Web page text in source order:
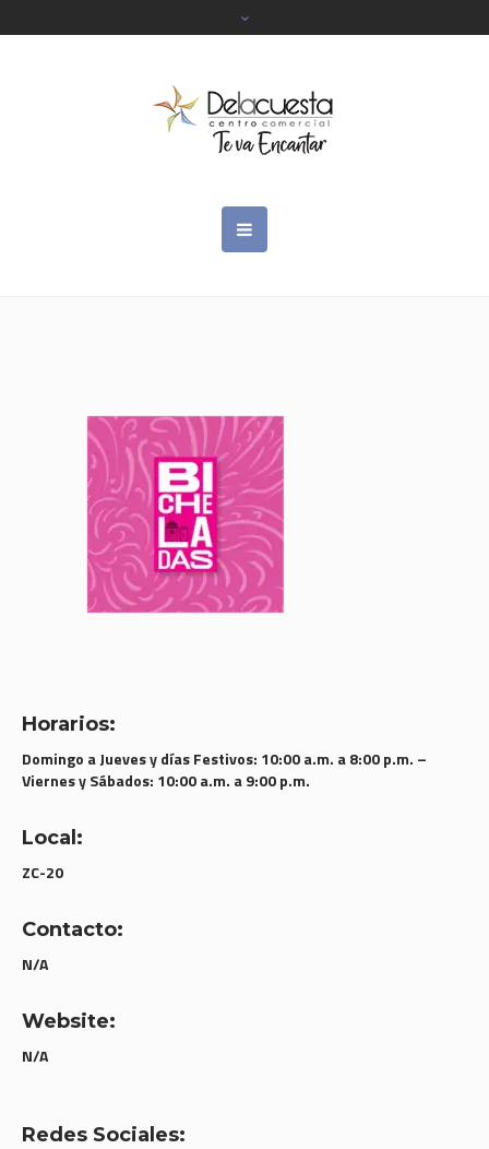
Horarios:
Domingo a Jueves y días Festivos: 10:00 a.m. a 8:00 p.m. –
Viernes y Sábados: 10:00 a.m. a 9:00 p.m.
Local:
ZC-20
Contacto:
N/A
Website:
N/A
Redes Sociales: